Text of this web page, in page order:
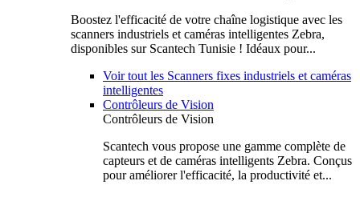
Boostez l'efficacité de votre chaîne logistique avec les
scanners industriels et caméras intelligentes Zebra,
disponibles sur Scantech Tunisie ! Idéaux pour...
Voir tout les Scanners fixes industriels et caméras
intelligentes
Contrôleurs de Vision
Contrôleurs de Vision
Scantech vous propose une gamme complète de
capteurs et de caméras intelligents Zebra. Conçus
pour améliorer l'efficacité, la productivité et...